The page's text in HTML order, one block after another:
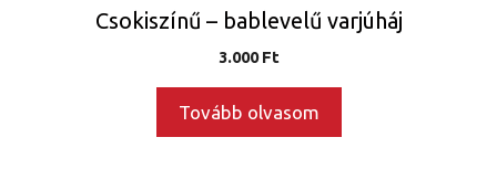
Csokiszínű – bablevelű varjúháj
3.000Ft
Tovább olvasom